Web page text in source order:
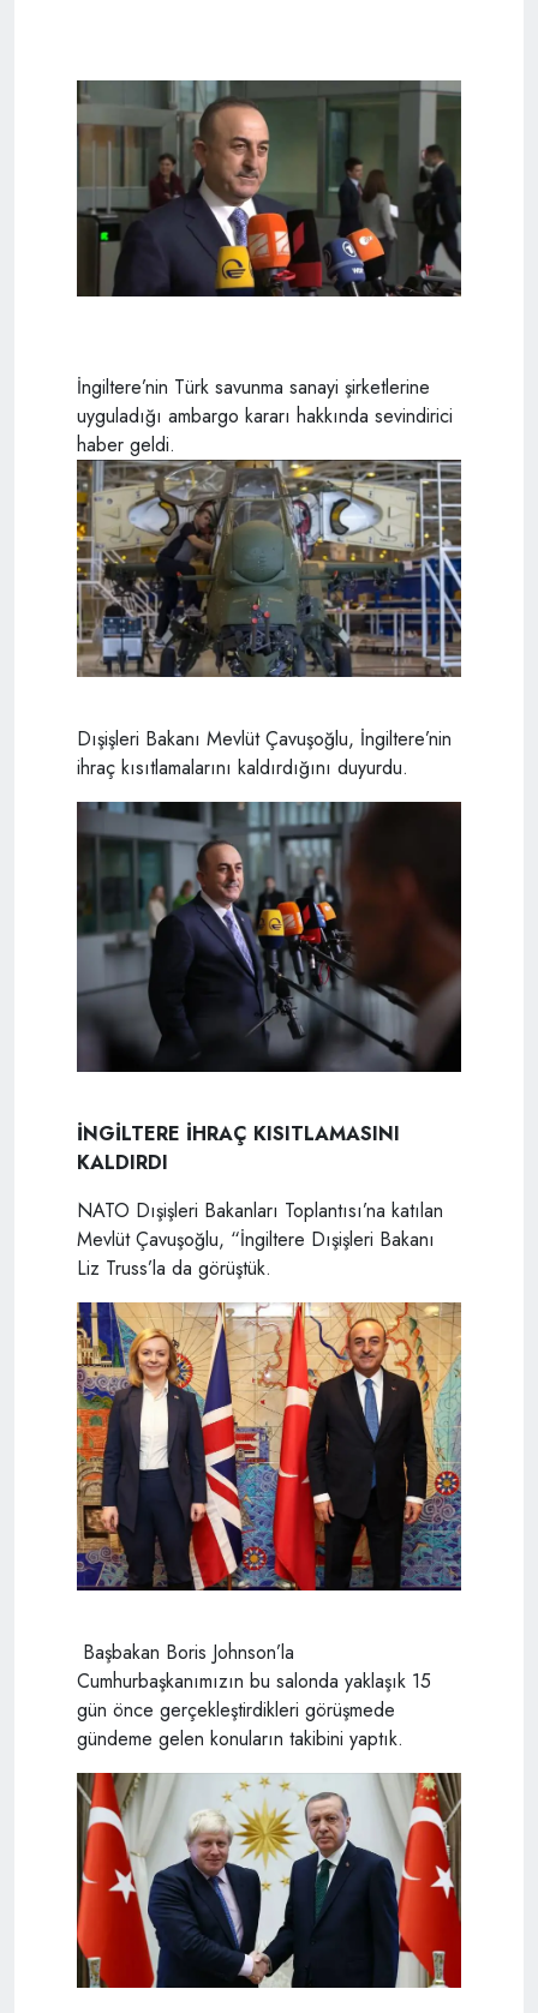
İngiltere’nin Türk savunma sanayi şirketlerine
uyguladığı ambargo kararı hakkında sevindirici
haber geldi.
Dışişleri Bakanı Mevlüt Çavuşoğlu, İngiltere’nin
ihraç kısıtlamalarını kaldırdığını duyurdu.
İNGİLTERE İHRAÇ KISITLAMASINI
KALDIRDI
NATO Dışişleri Bakanları Toplantısı’na katılan
Mevlüt Çavuşoğlu, “İngiltere Dışişleri Bakanı
Liz Truss’la da görüştük.
Başbakan Boris Johnson’la
Cumhurbaşkanımızın bu salonda yaklaşık 15
gün önce gerçekleştirdikleri görüşmede
gündeme gelen konuların takibini yaptık.